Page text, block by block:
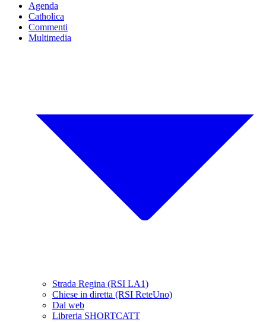
Agenda
Catholica
Commenti
Multimedia
Strada Regina (RSI LA1)
Chiese in diretta (RSI ReteUno)
Dal web
Libreria SHORTCATT